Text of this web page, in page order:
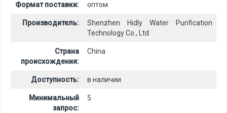
Формат поставки: оптом
Производитель:
Shenzhen Hidly Water Purification
Technology Co., Ltd
Страна
происхождения:
China
Доступность: в наличии
Минимальный
запрос:
5